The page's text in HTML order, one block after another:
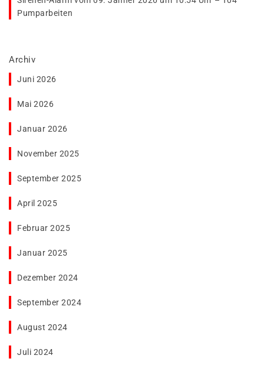
Pumparbeiten
Archiv
Juni 2026
Mai 2026
Januar 2026
November 2025
September 2025
April 2025
Februar 2025
Januar 2025
Dezember 2024
September 2024
August 2024
Juli 2024